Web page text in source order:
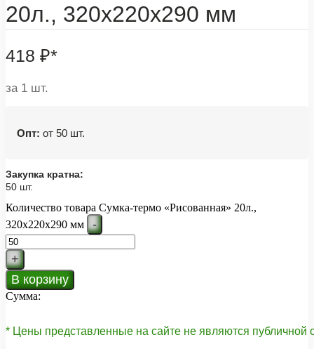
20л., 320x220x290 мм
418 ₽*
за 1 шт.
Опт: от 50 шт.
Закупка кратна:
50 шт.
Количество товара Сумка-термо «Рисованная» 20л.,
320x220x290 мм
-
+
В корзину
Сумма:
* Цены представленные на сайте не являются публичной